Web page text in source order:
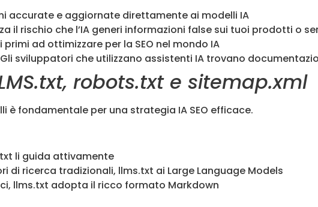
accurate e aggiornate direttamente ai modelli IA
il rischio che l’IA generi informazioni false sui tuoi prodotti o
primi ad ottimizzare per la SEO nel mondo IA
sviluppatori che utilizzano assistenti IA trovano
robots.txt e sitemap.xml
fondamentale per una strategia IA SEO efficace.
li guida attivamente
di ricerca tradizionali, llms.txt ai Large Language Models
llms.txt adopta il ricco formato Markdown